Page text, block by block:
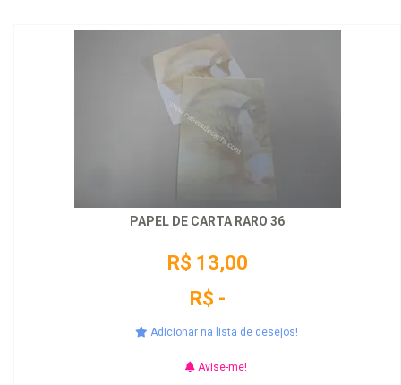
PAPEL DE CARTA RARO 36
R$ 13,00
R$ -
Adicionar na lista de desejos!
Avise-me!